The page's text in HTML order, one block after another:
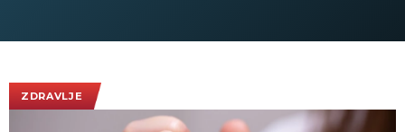
ZDRAVLJE